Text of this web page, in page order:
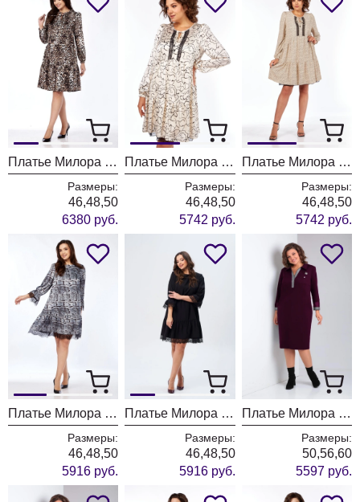
Платье Милора Стиль 1137 серый леопард
Размеры:
46,48,50
6380 руб.
Платье Милора Стиль 1035 молочный + разводы
Размеры:
46,48,50
5742 руб.
Платье Милора Стиль 1035 молочный + горох
Размеры:
46,48,50
5742 руб.
Платье Милора Стиль 1300 принт
Размеры:
46,48,50
5916 руб.
Платье Милора Стиль 1300 черный
Размеры:
46,48,50
5916 руб.
Платье Милора Стиль 1169 баклажан
Размеры:
50,56,60
5597 руб.